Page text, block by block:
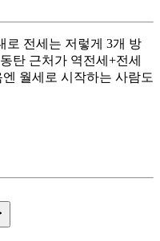
로 전세는 저렇게 3개 방
탄 근처가 역전세+전세
월세로 시작하는 사람도